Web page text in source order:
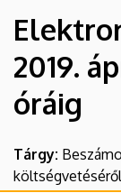
április
2.
9:00-
10:00
óráig
2019.
óráig
Tárgy:
költségvetéséről